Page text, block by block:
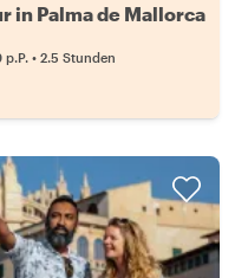
in Palma de Mallorca
p.P. • 2.5 Stunden